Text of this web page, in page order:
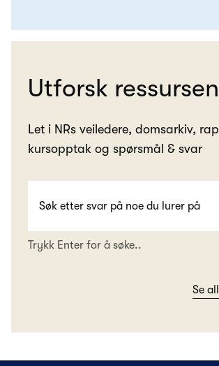
Utforsk
Let i NRs veiledere, domsarkiv,
kursopptak og spørsmål & svar
Trykk Enter for å søke..
Se